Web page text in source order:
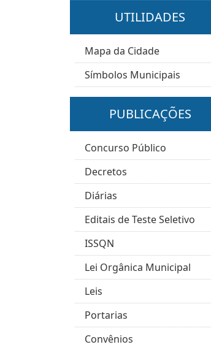
UTILIDADES
Mapa da Cidade
Símbolos Municipais
PUBLICAÇÕES
Concurso Público
Decretos
Diárias
Editais de Teste Seletivo
ISSQN
Lei Orgânica Municipal
Leis
Portarias
Convênios